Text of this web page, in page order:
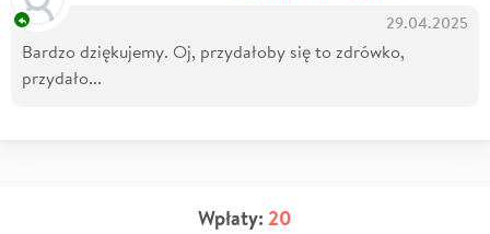
29.04.2025
Bardzo dziękujemy. Oj, przydałoby się to zdrówko,
przydało...
Wpłaty: 20